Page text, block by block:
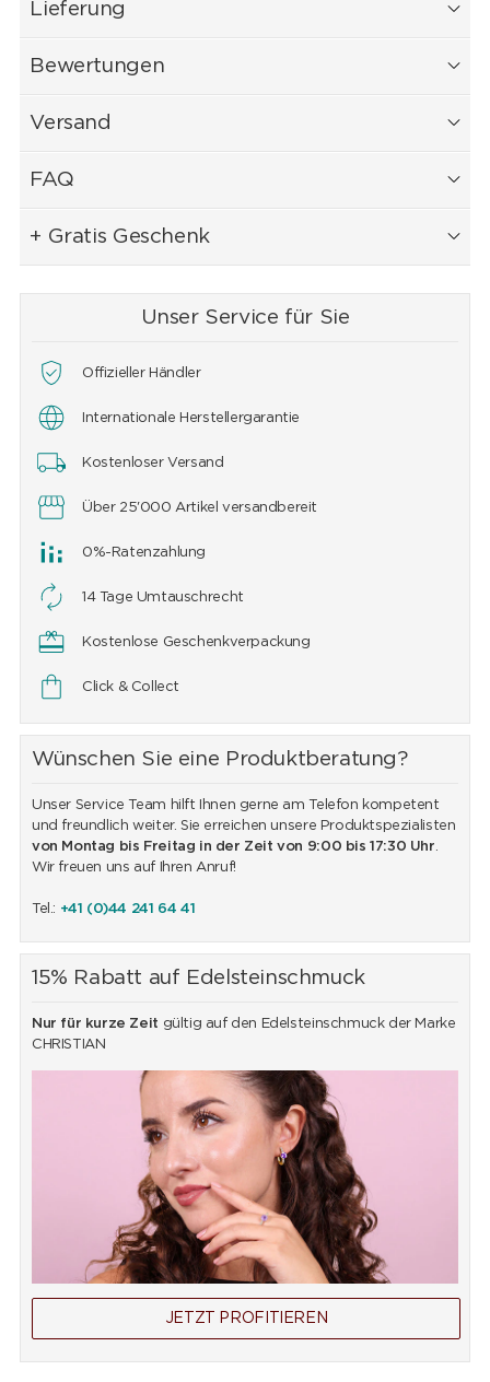
Lieferung
Bewertungen
Versand
FAQ
+ Gratis Geschenk
Unser Service für Sie
Offizieller Händler
Internationale Herstellergarantie
Kostenloser Versand
Über 25'000 Artikel versandbereit
0%-Ratenzahlung
14 Tage Umtauschrecht
Kostenlose Geschenkverpackung
Click & Collect
Wünschen Sie eine Produktberatung?
Unser Service Team hilft Ihnen gerne am Telefon kompetent
und freundlich weiter. Sie erreichen unsere Produktspezialisten
von Montag bis Freitag in der Zeit von 9:00 bis 17:30 Uhr.
Wir freuen uns auf Ihren Anruf!
Tel.: +41 (0)44 241 64 41
15% Rabatt auf Edelsteinschmuck
Nur für kurze Zeit gültig auf den Edelsteinschmuck der Marke
CHRISTIAN
JETZT PROFITIEREN